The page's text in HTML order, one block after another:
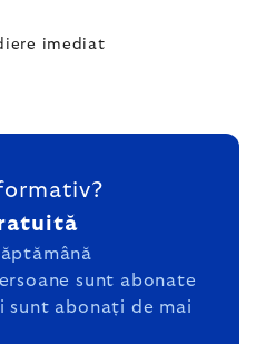
imediat
sunt abonate
sunt abonați de mai